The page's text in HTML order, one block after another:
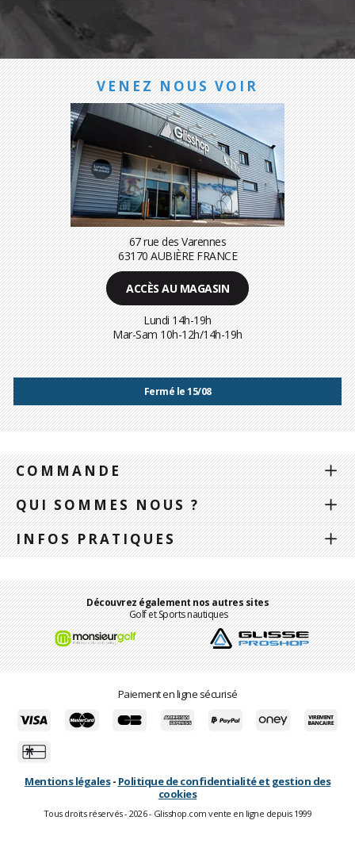
VENEZ NOUS VOIR
67 rue des Varennes
63170 AUBIÈRE FRANCE
ACCÈS AU MAGASIN
Lundi 14h-19h
Mar-Sam 10h-12h/14h-19h
Fermé le 15/08
COMMANDE
QUI SOMMES NOUS ?
INFOS PRATIQUES
Découvrez également nos autres sites
Golf et Sports nautiques
Paiement en ligne sécurisé
Mentions légales- Politique de confidentialité et gestion des
cookies
Tous droits réservés - 2026 - Glisshop.com vente en ligne depuis 1999